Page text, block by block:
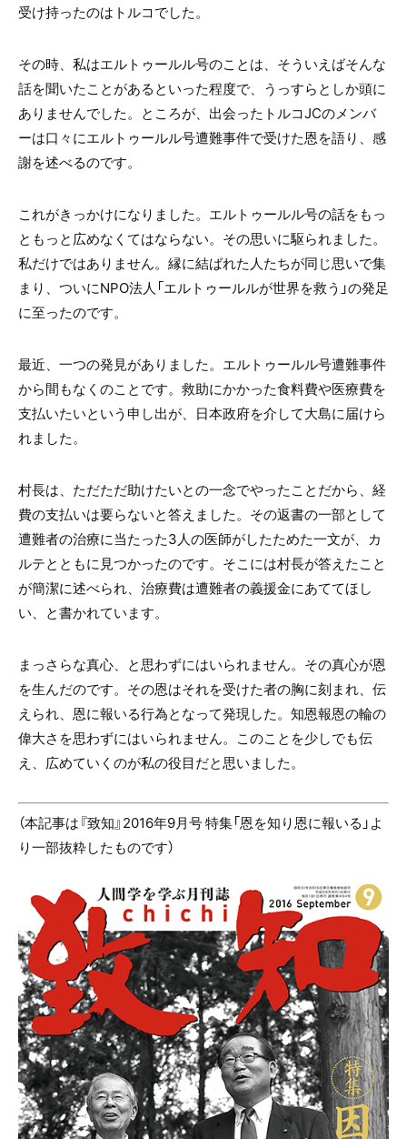
受け持ったのはトルコでした。
その時、私はエルトゥールル号のことは、そういえばそんな
話を聞いたことがあるといった程度で、うっすらとしか頭に
ありませんでした。ところが、出会ったトルコJCのメンバ
ーは口々にエルトゥールル号遭難事件で受けた恩を語り、感
謝を述べるのです。
これがきっかけになりました。エルトゥールル号の話をもっ
ともっと広めなくてはならない。その思いに駆られました。
私だけではありません。縁に結ばれた人たちが同じ思いで集
まり、ついにNPO法人「エルトゥールルが世界を救う」の発足
に至ったのです。
最近、一つの発見がありました。エルトゥールル号遭難事件
から間もなくのことです。救助にかかった食料費や医療費を
支払いたいという申し出が、日本政府を介して大島に届けら
れました。
村長は、ただただ助けたいとの一念でやったことだから、経
費の支払いは要らないと答えました。その返書の一部として
遭難者の治療に当たった3人の医師がしたためた一文が、カ
ルテとともに見つかったのです。そこには村長が答えたこと
が簡潔に述べられ、治療費は遭難者の義援金にあててほし
い、と書かれています。
まっさらな真心、と思わずにはいられません。その真心が恩
を生んだのです。その恩はそれを受けた者の胸に刻まれ、伝
えられ、恩に報いる行為となって発現した。知恩報恩の輪の
偉大さを思わずにはいられません。このことを少しでも伝
え、広めていくのが私の役目だと思いました。
（本記事は『致知』2016年9月号 特集「恩を知り恩に報いる」よ
り一部抜粋したものです）